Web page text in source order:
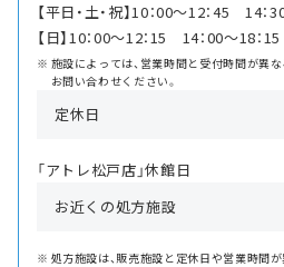
【平日・土・祝】10：00〜12：45 14：
【日】10：00〜12：15 14：00〜18：15
施設によっては、営業時間と受付時間が異
お問い合わせください。
定休日
「アトレ松戸店」休館日
お近くの処方施設
処方施設は、販売施設と定休日や営業時間